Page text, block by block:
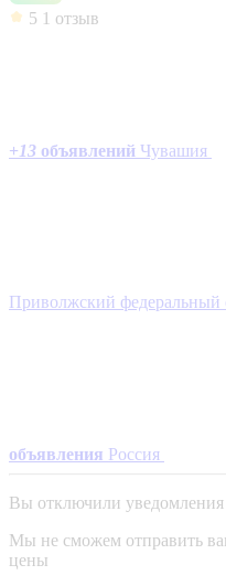
5 1 отзыв
+13 объявлений Чувашия
Приволжский федеральный
объявления Россия
Вы отключили уведомления
Мы не сможем отправить
цены